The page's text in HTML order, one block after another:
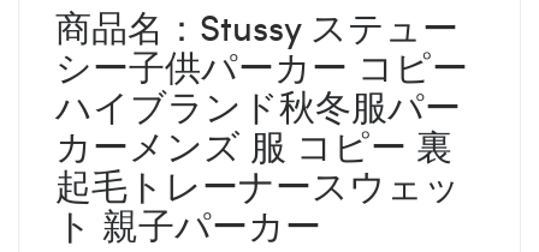
商品名：Stussy ステュー
シー子供パーカー コピー
ハイブランド秋冬服パー
カーメンズ 服 コピー 裏
起毛トレーナースウェッ
ト 親子パーカー